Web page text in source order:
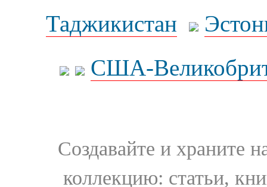
Таджикистан
США-
Создавайте и храните
коллекцию: статьи,